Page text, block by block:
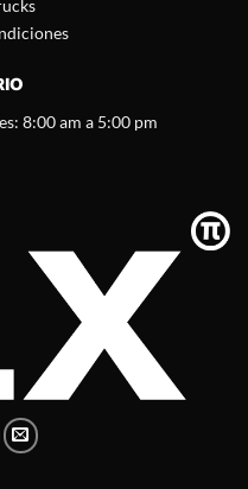
8:00 am a 5:00 pm